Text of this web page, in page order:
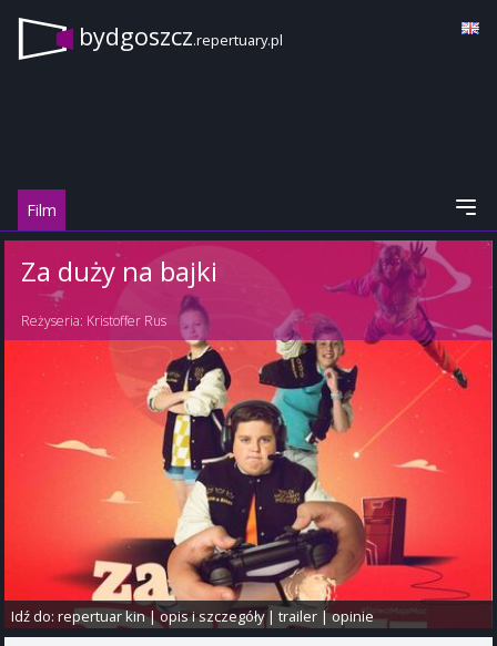
bydgoszcz.repertuary.pl
Film
Za duży na bajki
Reżyseria: Kristoffer Rus
Idź do:repertuar kin|opis i szczegóły|trailer |opinie